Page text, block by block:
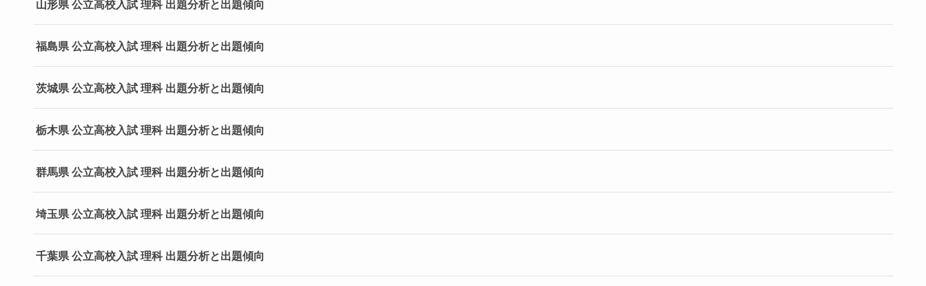
山形県 公立高校入試 理科 出題分析と出題傾向
福島県 公立高校入試 理科 出題分析と出題傾向
茨城県 公立高校入試 理科 出題分析と出題傾向
栃木県 公立高校入試 理科 出題分析と出題傾向
群馬県 公立高校入試 理科 出題分析と出題傾向
埼玉県 公立高校入試 理科 出題分析と出題傾向
千葉県 公立高校入試 理科 出題分析と出題傾向